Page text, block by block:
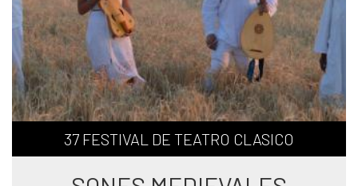
37 FESTIVAL DE TEATRO CLASICO